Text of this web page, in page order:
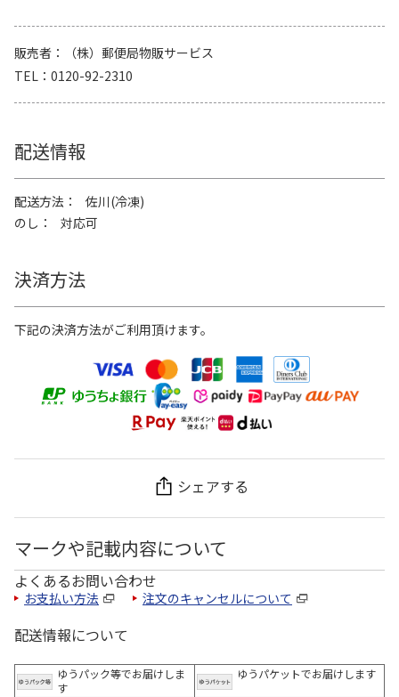
販売者
（株）郵便局物販サービス
TEL
0120-92-2310
配送情報
配送方法
佐川(冷凍)
のし
対応可
決済方法
下記の決済方法がご利用頂けます。
シェアする
マークや記載内容について
よくあるお問い合わせ
お支払い方法 注文のキャンセルについて
配送情報について
ゆうパック等でお届けしま
す
ゆうパケットでお届けします